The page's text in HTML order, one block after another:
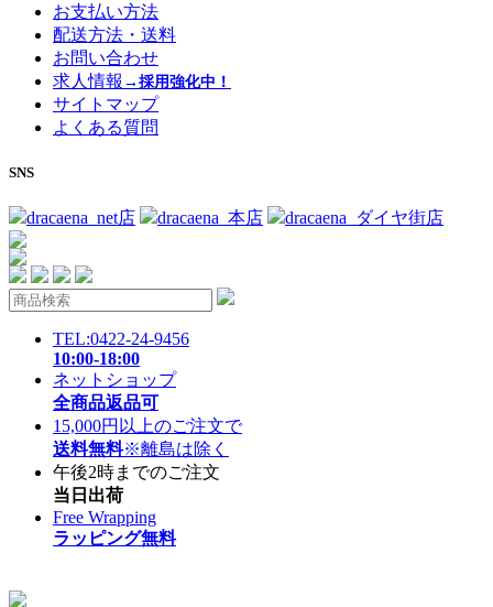
お支払い方法
配送方法・送料
お問い合わせ
求人情報 →採用強化中！
サイトマップ
よくある質問
SNS
dracaena_net店 dracaena_本店 dracaena_ダイヤ街店
TEL:0422-24-9456
10:00-18:00
ネットショップ
全商品返品可
15,000円以上のご注文で
送料無料※離島は除く
午後2時までのご注文
当日出荷
Free Wrapping
ラッピング無料